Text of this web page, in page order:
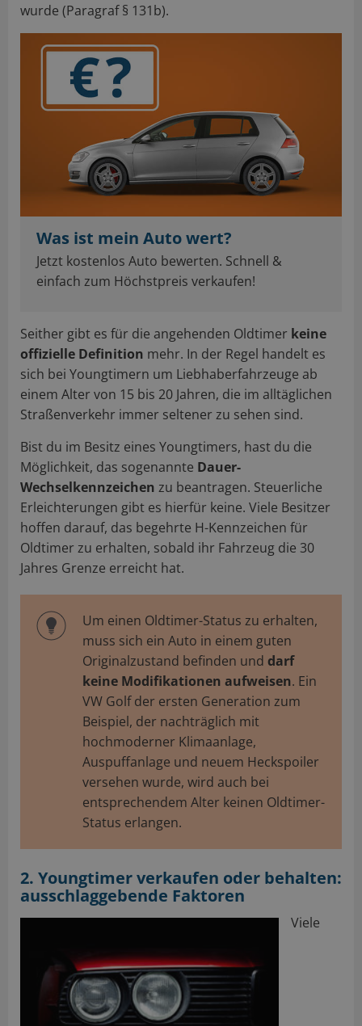
wurde (Paragraf § 131b).
Was ist mein Auto wert?
Jetzt kostenlos Auto bewerten. Schnell &
einfach zum Höchstpreis verkaufen!
Seither gibt es für die angehenden Oldtimer keine
offizielle Definition mehr. In der Regel handelt es
sich bei Youngtimern um Liebhaberfahrzeuge ab
einem Alter von 15 bis 20 Jahren, die im alltäglichen
Straßenverkehr immer seltener zu sehen sind.
Bist du im Besitz eines Youngtimers, hast du die
Möglichkeit, das sogenannte Dauer-
Wechselkennzeichen zu beantragen. Steuerliche
Erleichterungen gibt es hierfür keine. Viele Besitzer
hoffen darauf, das begehrte H-Kennzeichen für
Oldtimer zu erhalten, sobald ihr Fahrzeug die 30
Jahres Grenze erreicht hat.
Um einen Oldtimer-Status zu erhalten,
muss sich ein Auto in einem guten
Originalzustand befinden und darf
keine Modifikationen aufweisen. Ein
VW Golf der ersten Generation zum
Beispiel, der nachträglich mit
hochmoderner Klimaanlage,
Auspuffanlage und neuem Heckspoiler
versehen wurde, wird auch bei
entsprechendem Alter keinen Oldtimer-
Status erlangen.
2. Youngtimer verkaufen oder behalten:
ausschlaggebende Faktoren
Viele